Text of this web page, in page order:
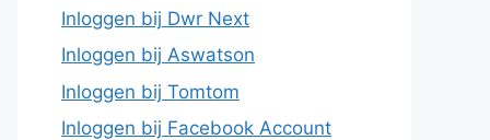
Inloggen bij Dwr Next
Inloggen bij Aswatson
Inloggen bij Tomtom
Inloggen bij Facebook Account